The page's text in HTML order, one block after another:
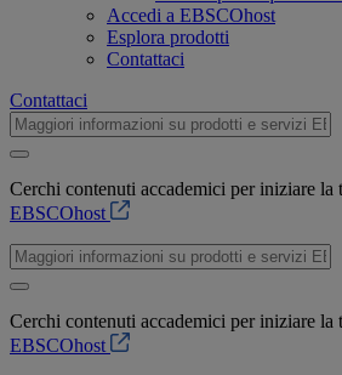
Accedi a EBSCOhost
Esplora prodotti
Contattaci
Contattaci
Cerchi contenuti accademici per iniziare la
EBSCOhost
Cerchi contenuti accademici per iniziare la
EBSCOhost